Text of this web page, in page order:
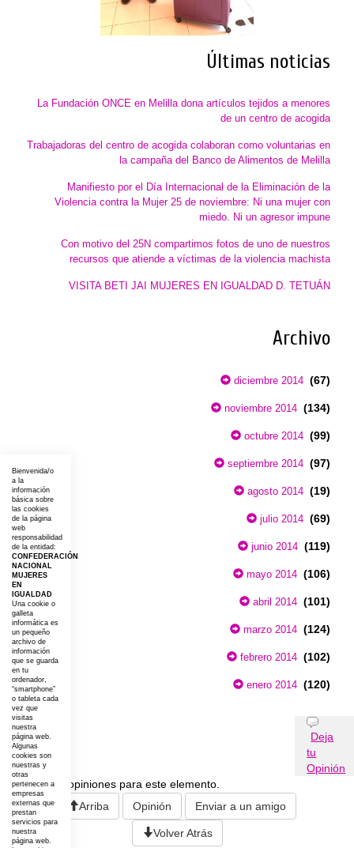
Últimas noticias
La Fundación ONCE en Melilla dona artículos tejidos a menores
de un centro de acogida
Trabajadoras del centro de acogida colaboran como voluntarias en
la campaña del Banco de Alimentos de Melilla
Manifiesto por el Día Internacional de la Eliminación de la
Violencia contra la Mujer 25 de noviembre: Ni una mujer con
miedo. Ni un agresor impune
Con motivo del 25N compartimos fotos de uno de nuestros
recursos que atiende a víctimas de la violencia machista
VISITA BETI JAI MUJERES EN IGUALDAD D. TETUÁN
Archivo
diciembre 2014 (67)
noviembre 2014 (134)
octubre 2014 (99)
septiembre 2014 (97)
agosto 2014 (19)
julio 2014 (69)
junio 2014 (119)
mayo 2014 (106)
abril 2014 (101)
marzo 2014 (124)
febrero 2014 (102)
enero 2014 (120)
Opiniones
Deja
tu
Opinión
No existen opiniones para este elemento.
Arriba
Opinión Enviar a un amigo
Volver Atrás
Bienvenida/o
a la
información
básica sobre
las cookies
de la página
web
responsabilidad
de la entidad:
CONFEDERACIÓN
NACIONAL
MUJERES
EN
IGUALDAD
Una cookie o
galleta
informática es
un pequeño
archivo de
información
que se guarda
en tu
ordenador,
“smartphone”
o tableta cada
vez que
visitas
nuestra
página web.
Algunas
cookies son
nuestras y
otras
pertenecen a
empresas
externas que
prestan
servicios para
nuestra
página web.